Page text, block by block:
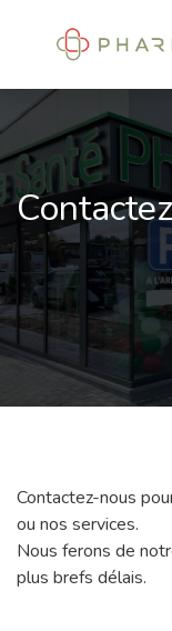
Contactez-nous
ou nos services.
Nous ferons de
plus brefs délais.